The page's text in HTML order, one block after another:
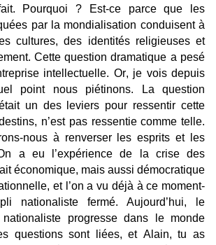
Pourquoi ? Est-ce parce que les
par la mondialisation conduisent à
cultures, des identités religieuses et
Cette question dramatique a pesé
intellectuelle. Or, je vois depuis
point nous piétinons. La question
un des leviers pour ressentir cette
n’est pas ressentie comme telle.
nous à renverser les esprits et les
a eu l’expérience de la crise des
économique, mais aussi démocratique
et l’on a vu déjà à ce moment-
nationaliste fermé. Aujourd’hui, le
nationaliste progresse dans le monde
questions sont liées, et Alain, tu as